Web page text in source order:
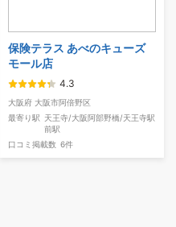
保険テラス あべのキューズ
モール店
4.3
大阪府 大阪市阿倍野区
最寄り駅 天王寺/大阪阿部野橋/天王寺駅
前駅
口コミ掲載数 6件